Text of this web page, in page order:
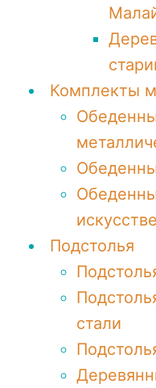
Комплекты
Подстолья
стали